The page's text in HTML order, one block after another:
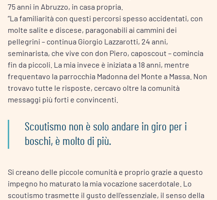
75 anni in Abruzzo, in casa propria.
“La familiarità con questi percorsi spesso accidentati, con
molte salite e discese, paragonabili ai cammini dei
pellegrini – continua Giorgio Lazzarotti, 24 anni,
seminarista, che vive con don Piero, caposcout – comincia
fin da piccoli. La mia invece è iniziata a 18 anni, mentre
frequentavo la parrocchia Madonna del Monte a Massa. Non
trovavo tutte le risposte, cercavo oltre la comunità
messaggi più forti e convincenti.
Scoutismo non è solo andare in giro per i
boschi, è molto di più.
Si creano delle piccole comunità e proprio grazie a questo
impegno ho maturato la mia vocazione sacerdotale. Lo
scoutismo trasmette il gusto dell’essenziale, il senso della